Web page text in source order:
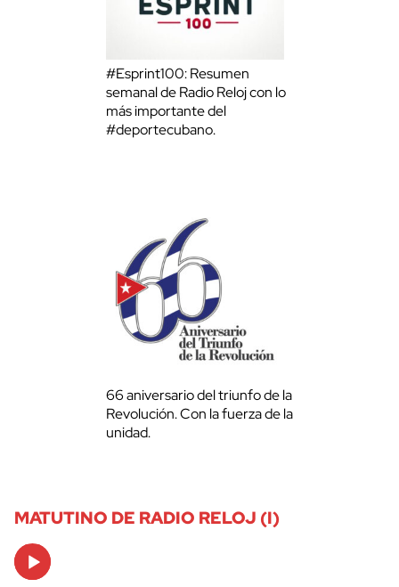
#Esprint100: Resumen
semanal de Radio Reloj con lo
más importante del
#deportecubano.
66 aniversario del triunfo de la
Revolución. Con la fuerza de la
unidad.
MATUTINO DE RADIO RELOJ (I)
Audio
Player